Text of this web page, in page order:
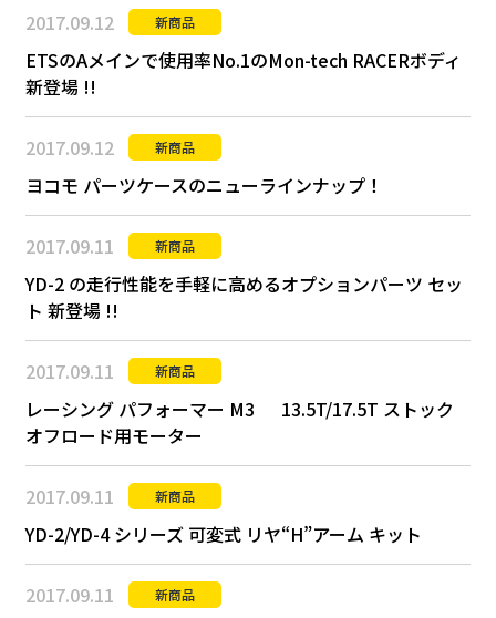
2017.09.12 新商品
ETSのAメインで使用率No.1のMon-tech RACERボディ
新登場 !!
2017.09.12 新商品
ヨコモ パーツケースのニューラインナップ！
2017.09.11 新商品
YD-2 の走行性能を手軽に高めるオプションパーツ セッ
ト 新登場 !!
2017.09.11 新商品
レーシング パフォーマー M3 13.5T/17.5T ストック
オフロード用モーター
2017.09.11 新商品
YD-2/YD-4 シリーズ 可変式 リヤ“H”アーム キット
2017.09.11 新商品